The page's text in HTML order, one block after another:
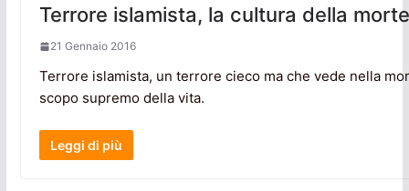
Terrore islamista, la cultura della morte
21 Gennaio 2016
Terrore islamista, un terrore cieco ma che vede nella
scopo supremo della vita.
Leggi di più